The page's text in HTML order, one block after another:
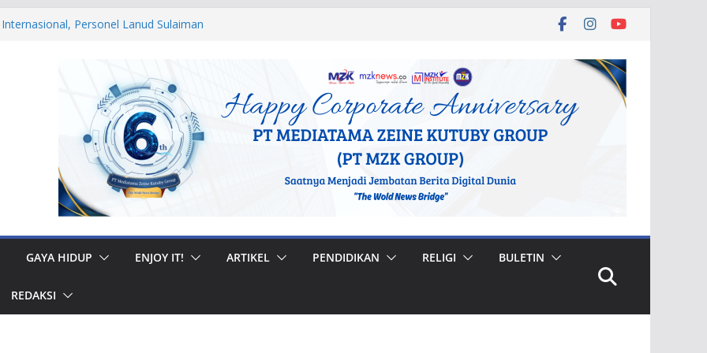
Personel Lanud Sulaiman
di Musi Banyuasin, Efriadi Buka Suara
Akpol Dampingi Siswa Sekolah
Bhakti 2026
Prajurit, Kodaeral V Hadiri Syukuran
Surabaya
GAYA HIDUP ENJOY IT! ARTIKEL PENDIDIKAN RELIGI BULETIN
REDAKSI